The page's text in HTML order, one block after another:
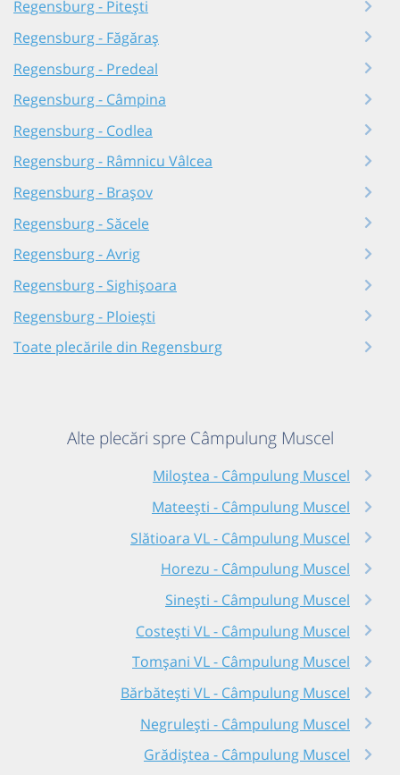
Regensburg - Pitești
Regensburg - Făgăraș
Regensburg - Predeal
Regensburg - Câmpina
Regensburg - Codlea
Regensburg - Râmnicu Vâlcea
Regensburg - Brașov
Regensburg - Săcele
Regensburg - Avrig
Regensburg - Sighișoara
Regensburg - Ploiești
Toate plecările din Regensburg
Alte plecări spre Câmpulung Muscel
Miloștea - Câmpulung Muscel
Mateești - Câmpulung Muscel
Slătioara VL - Câmpulung Muscel
Horezu - Câmpulung Muscel
Sinești - Câmpulung Muscel
Costești VL - Câmpulung Muscel
Tomșani VL - Câmpulung Muscel
Bărbătești VL - Câmpulung Muscel
Negrulești - Câmpulung Muscel
Grădiștea - Câmpulung Muscel